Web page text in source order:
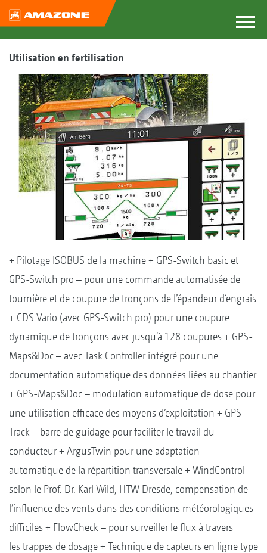
Utilisation en fertilisation
+ Pilotage ISOBUS de la machine + GPS-Switch basic et
GPS-Switch pro – pour une commande automatisée de
tournière et de coupure de tronçons de l’épandeur d‘engrais
+ CDS Vario (avec GPS-Switch pro) pour une coupure
dynamique de tronçons avec jusqu‘à 128 coupures + GPS-
Maps&Doc – avec Task Controller intégré pour une
documentation automatique des données liées au chantier
+ GPS-Maps&Doc – modulation automatique de dose pour
une utilisation efficace des moyens d’exploitation + GPS-
Track – barre de guidage pour faciliter le travail du
conducteur + ArgusTwin pour une adaptation
automatique de la répartition transversale + WindControl
selon le Prof. Dr. Karl Wild, HTW Dresde, compensation de
l’influence des vents dans des conditions météorologiques
difficiles + FlowCheck – pour surveiller le flux à travers
les trappes de dosage + Technique de capteurs en ligne type